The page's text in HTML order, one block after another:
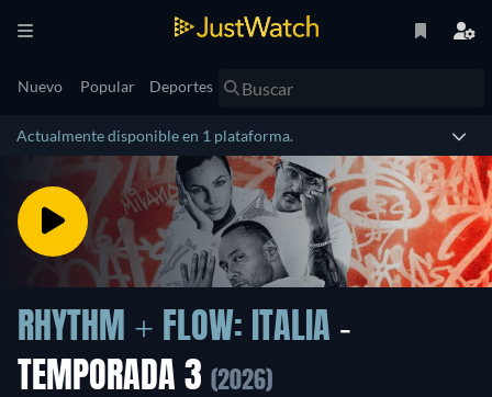
Nuevo Popular Deportes
Actualmente disponible en 1 plataforma.
RHYTHM + FLOW: ITALIA -
TEMPORADA 3 (2026)